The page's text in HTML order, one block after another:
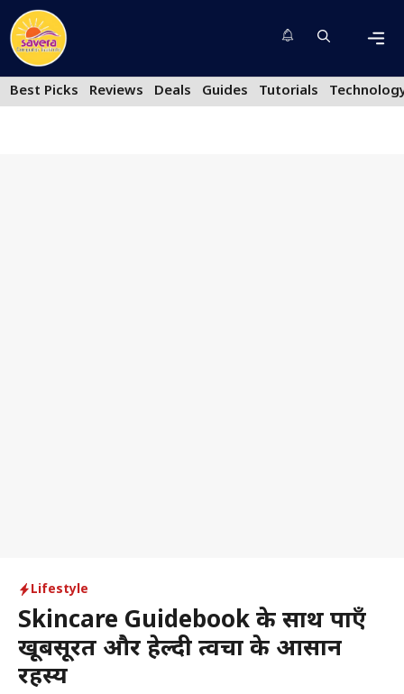
Skip
to
content
Best Picks
Reviews Deals Guides Tutorials
Lifestyle
Skincare Guidebook के साथ पाएँ
खूबसूरत और हेल्दी त्वचा के आसान
रहस्य